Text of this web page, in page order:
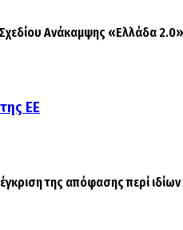
Ανάκαμψης «Ελλάδα
ΕΕ
της απόφασης περί